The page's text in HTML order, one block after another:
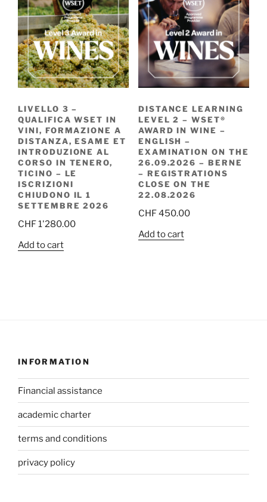
LIVELLO 3 –
QUALIFICA WSET IN
VINI, FORMAZIONE A
DISTANZA, ESAME ET
INTRODUZIONE AL
CORSO IN TENERO,
TICINO – LE
ISCRIZIONI
CHIUDONO IL 1
SETTEMBRE 2026
CHF1'280.00
Add to cart
DISTANCE LEARNING
LEVEL 2 – WSET®
AWARD IN WINE –
ENGLISH –
EXAMINATION ON THE
26.09.2026 – BERNE
– REGISTRATIONS
CLOSE ON THE
22.08.2026
CHF450.00
Add to cart
INFORMATION
Financial assistance
academic charter
terms and conditions
privacy policy